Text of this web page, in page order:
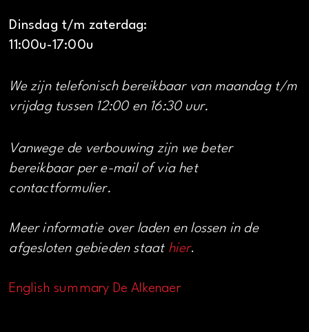
Dinsdag t/m zaterdag:
11:00u-17:00u
We zijn telefonisch bereikbaar van maandag t/m
vrijdag tussen 12:00 en 16:30 uur.
Vanwege de verbouwing zijn we beter
bereikbaar per e-mail of via het
contactformulier.
Meer informatie over laden en lossen in de
afgesloten gebieden staat hier.
English summary De Alkenaer